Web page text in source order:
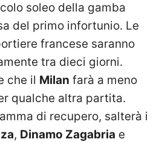
soleo della gamba
del primo infortunio. Le
francese saranno
tra dieci giorni.
che il Milan farà a meno
qualche altra partita.
di recupero, salterà i
, Dinamo Zagabria e